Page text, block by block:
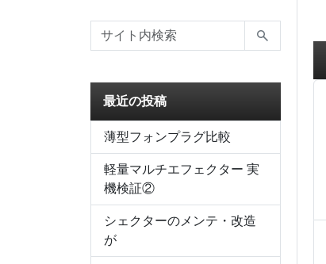
最近の投稿
薄型フォンプラグ比較
軽量マルチエフェクター 実
機検証②
シェクターのメンテ・改造
が